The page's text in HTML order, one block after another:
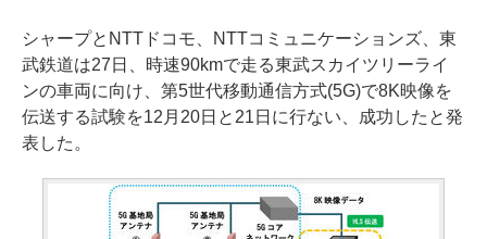
シャープとNTTドコモ、NTTコミュニケーションズ、東
武鉄道は27日、時速90kmで走る東武スカイツリーライ
ンの車両に向け、第5世代移動通信方式(5G)で8K映像を
伝送する試験を12月20日と21日に行ない、成功したと発
表した。